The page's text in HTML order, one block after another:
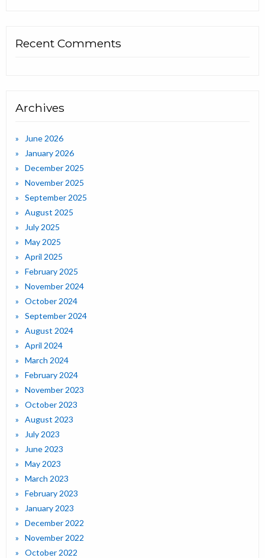
Recent Comments
Archives
June 2026
January 2026
December 2025
November 2025
September 2025
August 2025
July 2025
May 2025
April 2025
February 2025
November 2024
October 2024
September 2024
August 2024
April 2024
March 2024
February 2024
November 2023
October 2023
August 2023
July 2023
June 2023
May 2023
March 2023
February 2023
January 2023
December 2022
November 2022
October 2022